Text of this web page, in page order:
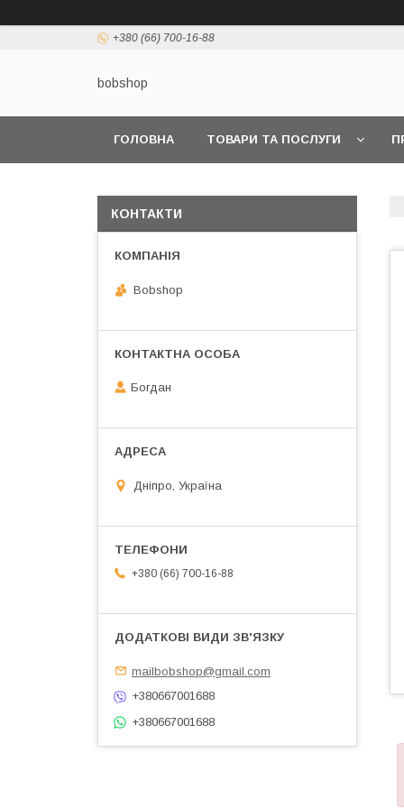
+380 (66) 700-16-88
bobshop
ГОЛОВНА ТОВАРИ ТА ПОСЛУГИ
КОНТАКТИ
Bobshop
Богдан
Дніпро, Україна
+380 (66) 700-16-88
mailbobshop@gmail.com
+380667001688
+380667001688